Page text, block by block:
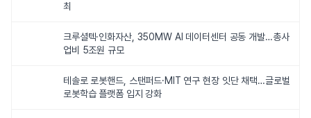
최
크루셜텍·인화자산, 350MW AI 데이터센터 공동 개발…총사
업비 5조원 규모
테솔로 로봇핸드, 스탠퍼드·MIT 연구 현장 잇단 채택…글로벌
로봇학습 플랫폼 입지 강화